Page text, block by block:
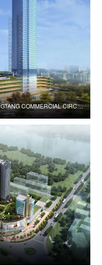
ARCHITECTURAL DESIGN OF DONGTANG COMMERCIAL CIRCLE IN SHENGYI GARDEN